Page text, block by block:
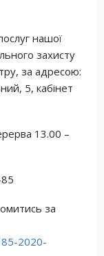
нашої
захисту
за адресою:
5, кабінет
13.00 –
за
2020-